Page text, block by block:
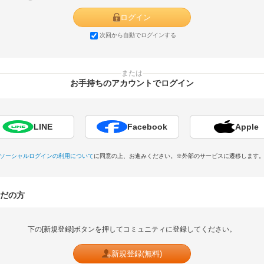
ログイン
次回から自動でログインする
または
お手持ちのアカウントでログイン
LINE Facebook Apple
ソーシャルログインの利用についてに同意の上、お進みください。 ※外部のサービスに遷移します。
の方
下の[新規登録]ボタンを押してコミュニティに登録してください。
新規登録(無料)